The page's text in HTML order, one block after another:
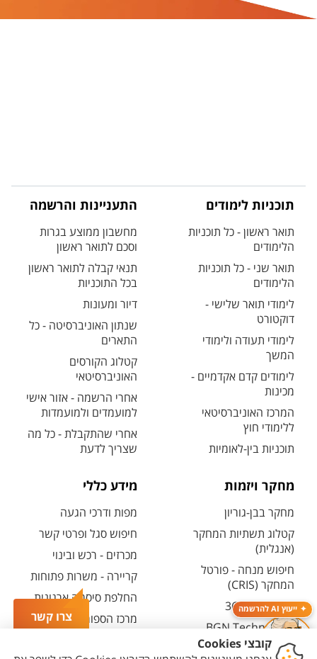
צרו קשר
ייעוץ AI להרשמה
תוכניות לימודים
תואר ראשון - כל תוכניות
הלימודים
תואר שני - כל תוכניות
הלימודים
לימודי תואר שלישי -
דוקטורט
לימודי תעודה ולימודי
המשך
לימודים קדם אקדמיים -
מכינות
המרכז האוניברסיטאי
ללימודי חוץ
תוכניות בין-לאומיות
התעניינות והרשמה
מחשבון ממוצע בגרות
וסכם לתואר ראשון
תנאי קבלה לתואר ראשון
בכל התוכניות
דיור ומעונות
שנתון האוניברסיטה - כל
התארים
קטלוג הקורסים
האוניברסיטאי
אחרי הרשמה - אזור אישי
למועמדים ולמועמדות
אחרי שהתקבלת - כל מה
שצריך לדעת
מחקר ויזמות
מחקר בבן-גוריון
קטלוג תשתיות המחקר
(אנגלית)
חיפוש מנחה - פורטל
המחקר (CRIS)
מרכז יזמות 360
BGN Technology
Transfer
מידע כללי
מפות ודרכי הגעה
חיפוש סגל ופרטי קשר
מכרזים - רכש ובינוי
קריירה - משרות פתוחות
החלפת סיסמה ארגונית
מרכז הספורט והנופש
חירום